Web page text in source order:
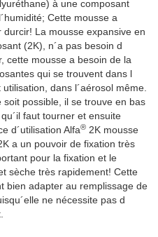
à une composant
Cette mousse a
durcir! La mousse expansive en
(2K), n´a pas besoin d
cette mousse a besoin de la
qui se trouvent dans l
dans l´aérosol même.
possible, il se trouve en bas
faut tourner et ensuite
d´utilisation Alfa® 2K mousse
a un pouvoir de fixation très
pour la fixation et le
sèche très rapidement! Cette
bien adapter au remplissage de
ne nécessite pas d